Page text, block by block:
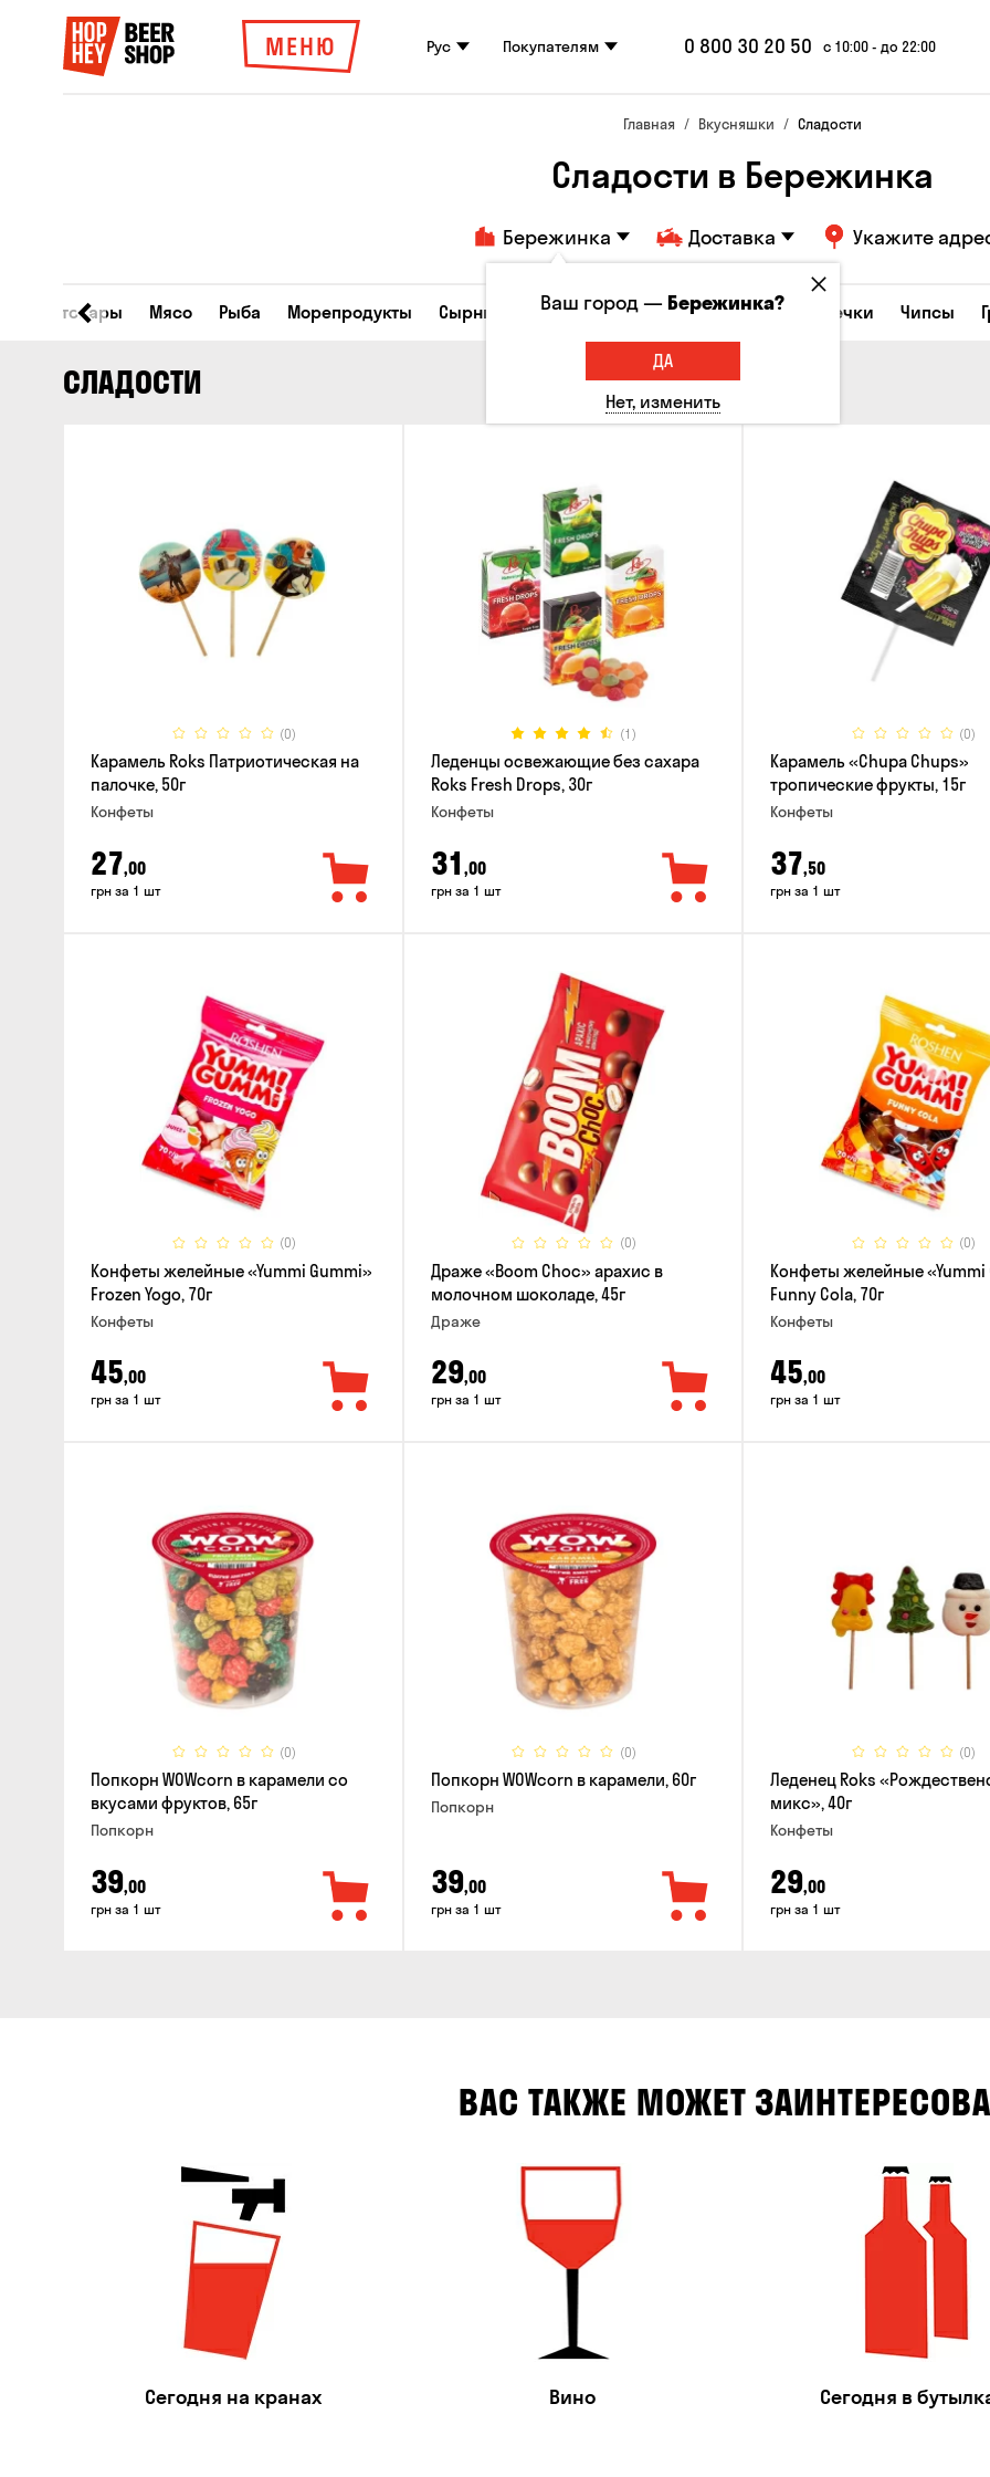
МЕНЮ Рус Покупателям 0 800 30 20 50 с 10:00 - до 22:00
Главная Вкусняшки Сладости
Сладости в Бережинка
Бережинка Доставка Укажите
Все товары Мясо Рыба Морепродукты Сырные закуски Орешки Кукуруза Семечки Чипсы
СЛАДОСТИ
(0)
Карамель Roks Патриотическая на
палочке, 50г
Конфеты
27,00
грн за 1 шт
(1)
Леденцы освежающие без сахара
Roks Fresh Drops, 30г
Конфеты
31 ,00
грн за 1 шт
(0)
Карамель «Chupa Chups»
тропические фрукты, 15г
Конфеты
37,50
грн за 1 шт
(0)
Конфеты желейные «Yummi Gummi»
Frozen Yogo, 70г
Конфеты
45,00
грн за 1 шт
(0)
Драже «Boom Choc» арахис в
молочном шоколаде, 45г
Драже
29,00
грн за 1 шт
(0)
Конфеты желейные «Yummi
Funny Cola, 70г
Конфеты
45,00
грн за 1 шт
(0)
Попкорн WOWcorn в карамели со
вкусами фруктов, 65г
Попкорн
39,00
грн за 1 шт
(0)
Попкорн WOWcorn в карамели, 60г
Попкорн
39,00
грн за 1 шт
(0)
Леденец Roks
микс», 40г
Конфеты
29,00
грн за 1 шт
ВАС ТАКЖЕ МОЖЕТ
Сегодня на кранах Вино Сегодня в
Ваш город —Бережинка?
ДА
Нет, изменить